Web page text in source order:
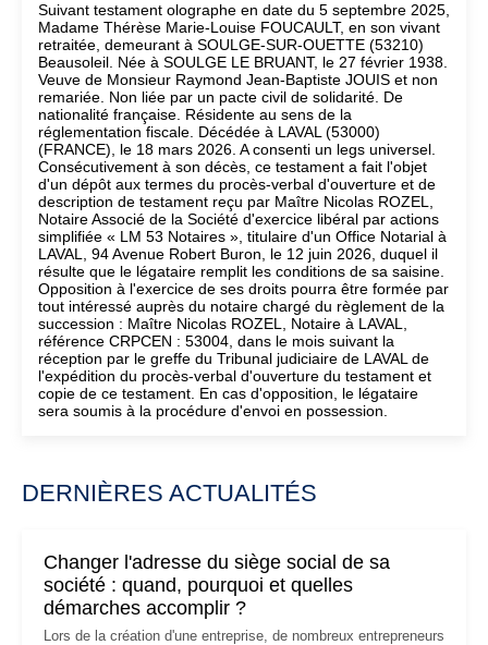
Suivant testament olographe en date du 5 septembre 2025,
Madame Thérèse Marie-Louise FOUCAULT, en son vivant
retraitée, demeurant à SOULGE-SUR-OUETTE (53210)
Beausoleil. Née à SOULGE LE BRUANT, le 27 février 1938.
Veuve de Monsieur Raymond Jean-Baptiste JOUIS et non
remariée. Non liée par un pacte civil de solidarité. De
nationalité française. Résidente au sens de la
réglementation fiscale. Décédée à LAVAL (53000)
(FRANCE), le 18 mars 2026. A consenti un legs universel.
Consécutivement à son décès, ce testament a fait l'objet
d'un dépôt aux termes du procès-verbal d'ouverture et de
description de testament reçu par Maître Nicolas ROZEL,
Notaire Associé de la Société d'exercice libéral par actions
simplifiée « LM 53 Notaires », titulaire d'un Office Notarial à
LAVAL, 94 Avenue Robert Buron, le 12 juin 2026, duquel il
résulte que le légataire remplit les conditions de sa saisine.
Opposition à l'exercice de ses droits pourra être formée par
tout intéressé auprès du notaire chargé du règlement de la
succession : Maître Nicolas ROZEL, Notaire à LAVAL,
référence CRPCEN : 53004, dans le mois suivant la
réception par le greffe du Tribunal judiciaire de LAVAL de
l'expédition du procès-verbal d'ouverture du testament et
copie de ce testament. En cas d'opposition, le légataire
sera soumis à la procédure d'envoi en possession.
DERNIÈRES ACTUALITÉS
Changer l'adresse du siège social de sa
société : quand, pourquoi et quelles
démarches accomplir ?
Lors de la création d'une entreprise, de nombreux entrepreneurs